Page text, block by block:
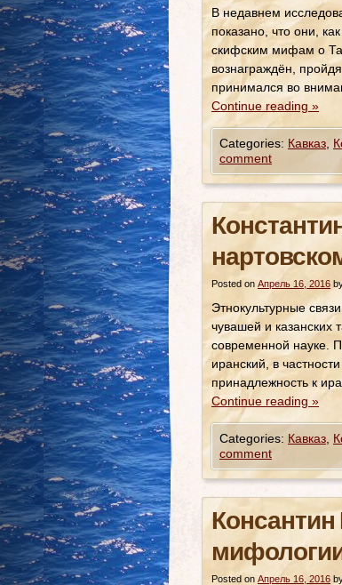
В недавнем
показано, что они,
скифским мифам о
вознаграждён,
принимался во
Continue reading »
Categories: Кавказ
comment
Posted on Апрель 16, 2016
Этнокультурные
чувашей и казанских
современной науке.
иранский, в
принадлежность к
Continue reading »
Categories: Кавказ
comment
Posted on Апрель 16, 2016